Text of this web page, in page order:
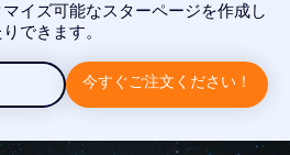
イズ可能なスターページを作成し
できます。
今すぐご注文ください！